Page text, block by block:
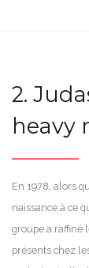
2.
heavy
En 1978, alors
naissance à ce
groupe a raffiné
présents chez